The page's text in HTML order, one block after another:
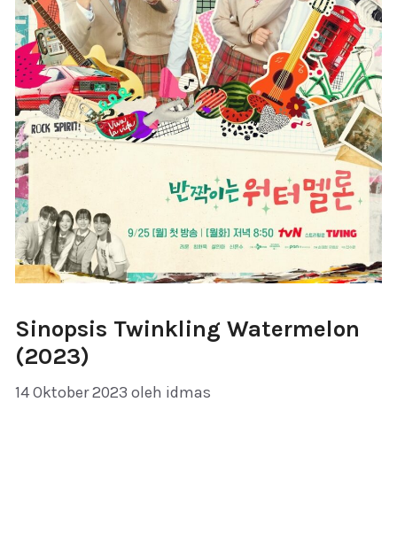
Sinopsis Twinkling Watermelon
(2023)
14 Oktober 2023 oleh idmas